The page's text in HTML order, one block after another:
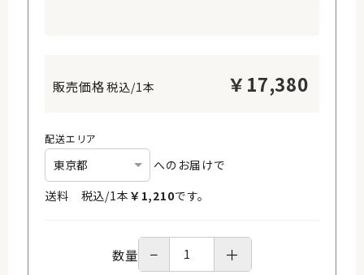
税込/1本 ￥ 17,380
配送エリア
へのお届けで
送料 税込/1本 ￥ 1,210です。
数量 − ＋